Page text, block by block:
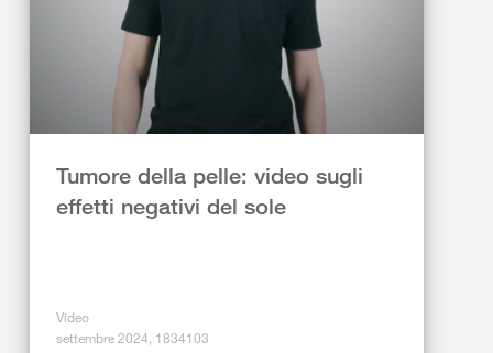
Tumore della pelle: video sugli
effetti negativi del sole
Video
settembre 2024, 1834103